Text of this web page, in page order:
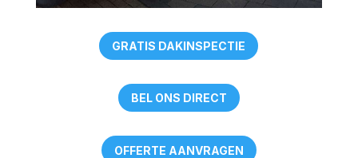
GRATIS DAKINSPECTIE
BEL ONS DIRECT
OFFERTE AANVRAGEN